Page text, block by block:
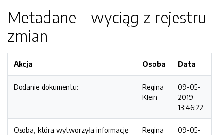
Metadane - wyciąg z rejestru
zmian
Akcja Osoba Data
Dodanie dokumentu:
Regina
Klein
09-05-
2019
13:46:22
Osoba, która wytworzyła informację
Regina
09-05-